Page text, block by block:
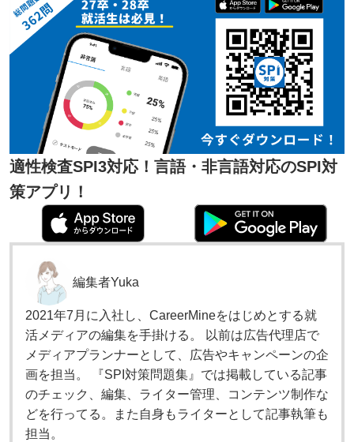
適性検査SPI3対応！言語・非言語対応のSPI対
策アプリ！
編集者Yuka
2021年7月に入社し、CareerMineをはじめとする就
活メディアの編集を手掛ける。 以前は広告代理店で
メディアプランナーとして、広告やキャンペーンの企
画を担当。 『SPI対策問題集』では掲載している記事
のチェック、編集、ライター管理、コンテンツ制作な
どを行ってる。また自身もライターとして記事執筆も
担当。